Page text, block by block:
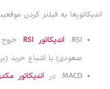
اندیکاتورها به فیلتر کردن
RSI: اندیکاتور RSI
صعودی) یا اشباع خرید
MACD: در
اندیکاتور